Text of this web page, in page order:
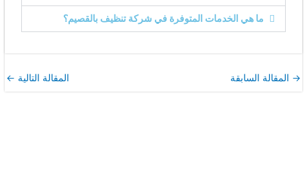
ما هي الخدمات المتوفرة في شركة تنظيف بالقصيم؟
→ المقالة السابقة المقالة التالية ←